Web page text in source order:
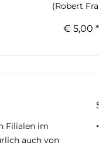
(Robert
€ 5,00 *
Filialen im
auch von